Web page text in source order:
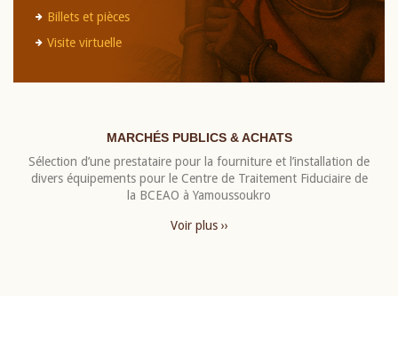
Billets et pièces
Visite virtuelle
MARCHÉS PUBLICS & ACHATS
Sélection d’une prestataire pour la fourniture et l’installation de
divers équipements pour le Centre de Traitement Fiduciaire de
la BCEAO à Yamoussoukro
Voir plus ››